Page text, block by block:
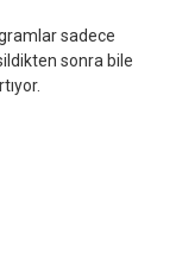
sadece
sonra bile